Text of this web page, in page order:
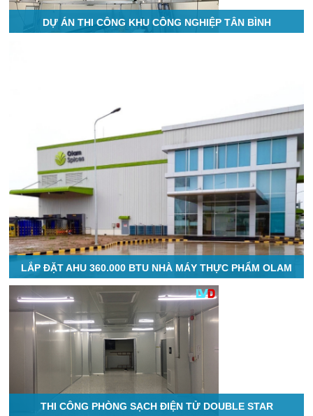
DỰ ÁN THI CÔNG KHU CÔNG NGHIỆP TÂN BÌNH
LẮP ĐẶT AHU 360.000 BTU NHÀ MÁY THỰC PHẨM OLAM
THI CÔNG PHÒNG SẠCH ĐIỆN TỬ DOUBLE STAR